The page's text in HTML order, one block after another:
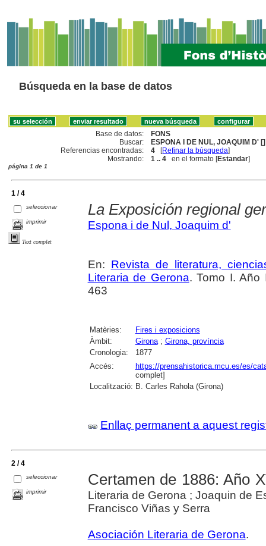
Búsqueda en la base de datos
Base de datos:
FONS
Buscar:
ESPONA I DE NUL, JOAQUIM D' []
Referencias encontradas:
4 [Refinar la búsqueda]
Mostrando:
1 .. 4 en el formato [Estandar]
página 1 de 1
1 / 4
seleccionar
imprimir
Text complet
La Exposición regional
Espona i de Nul, Joaquim d'
En: Revista de literatura,
Literaria de Gerona. Tomo I. Año
463
Matèries:
Fires i exposicions
Àmbit:
Girona; Girona, província
Cronologia:
1877
Accés:
https://prensahistorica.mcu.es/es/
complet]
Localització: B. Carles Rahola (Girona)
Enllaç permanent a aquest
2 / 4
seleccionar
imprimir
Certamen de 1886: Año
Literaria de Gerona ; Joaquin de
Francisco Viñas y Serra
Asociación Literaria de Gerona.